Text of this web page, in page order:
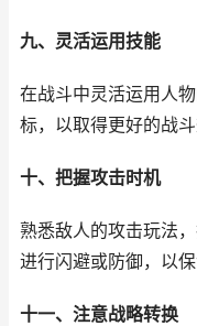
九、灵活运用技能
在战斗中灵活运用人
标，以取得更好的战斗
十、把握攻击时机
熟悉敌人的攻击玩法
进行闪避或防御，以保
十一、注意战略转换